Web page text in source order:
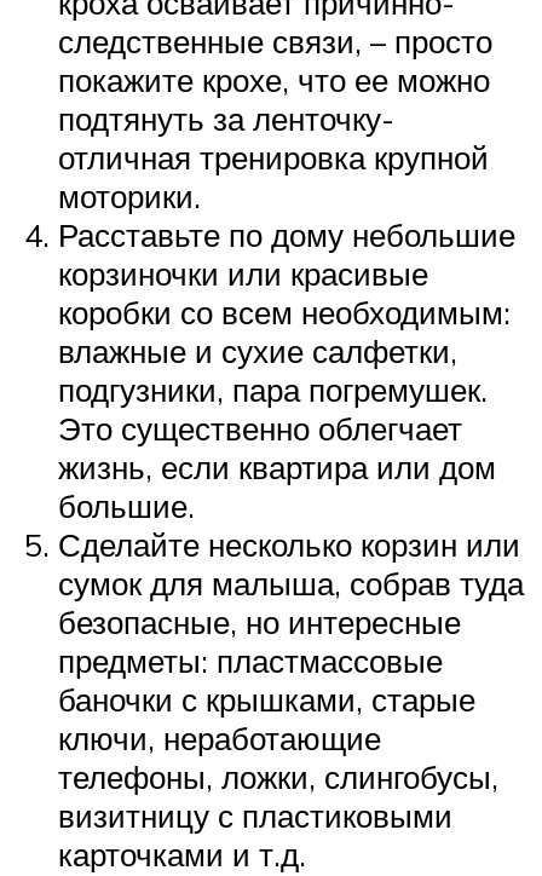
следственные связи, – просто
покажите крохе, что ее можно
подтянуть за ленточку-
отличная тренировка крупной
моторики.
Расставьте по дому небольшие
корзиночки или красивые
коробки со всем необходимым:
влажные и сухие салфетки,
подгузники, пара погремушек.
Это существенно облегчает
жизнь, если квартира или дом
большие.
Сделайте несколько корзин или
сумок для малыша, собрав туда
безопасные, но интересные
предметы: пластмассовые
баночки с крышками, старые
ключи, неработающие
телефоны, ложки, слингобусы,
визитницу с пластиковыми
карточками и т.д.